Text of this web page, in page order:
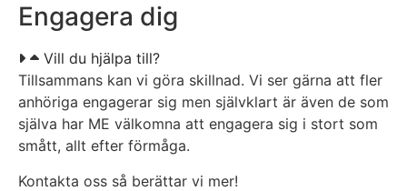
Engagera dig
Vill du hjälpa till?
Tillsammans kan vi göra skillnad. Vi ser gärna att fler
anhöriga engagerar sig men självklart är även de som
själva har ME välkomna att engagera sig i stort som
smått, allt efter förmåga.
Kontakta oss så berättar vi mer!